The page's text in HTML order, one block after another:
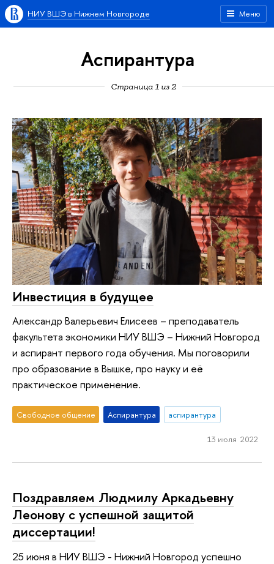
Меню
НИУ ВШЭ в Нижнем Новгороде
Аспирантура
Страница 1 из 2
Инвестиция в будущее
Александр Валерьевич Елисеев – преподаватель
факультета экономики НИУ ВШЭ – Нижний Новгород
и аспирант первого года обучения. Мы поговорили
про образование в Вышке, про науку и её
практическое применение.
Свободное общение Аспирантура аспирантура
13 июля 2022
Поздравляем Людмилу Аркадьевну
Леонову с успешной защитой
диссертации!
25 июня в НИУ ВШЭ - Нижний Новгород успешно